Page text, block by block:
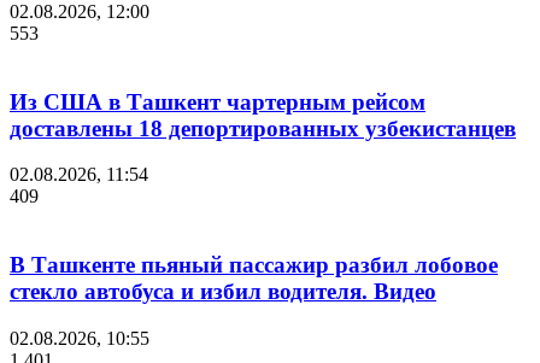
02.08.2026, 12:00
553
Из США в Ташкент чартерным рейсом
доставлены 18 депортированных узбекистанцев
02.08.2026, 11:54
409
В Ташкенте пьяный пассажир разбил лобовое
стекло автобуса и избил водителя. Видео
02.08.2026, 10:55